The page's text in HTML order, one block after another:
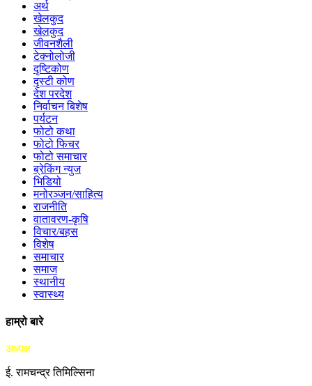
अर्थ
खेलकुद
खेलकुद
जीवनशैली
टेक्नोलोजी
दृष्टिकोण
दृस्टी कोण
देश परदेश
निर्वाचन बिशेष
पर्यटन
फोटो कथा
फोटो फिचर
फोटो समाचार
ब्रेकिंग न्युज
भिडियो
मनोरञ्जन/साहित्य
राजनीति
वातावरण-कृषि
विचार/बहस
विशेष
समाचार
समाज
स्थानीय
स्वास्थ्य
हाम्रो बारे
अध्यक्ष
ई. रामचन्द्र तिमिल्सिना